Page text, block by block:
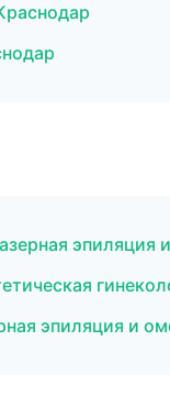
эпиляция
эпиляция и